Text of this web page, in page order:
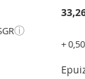
ⓘ
+